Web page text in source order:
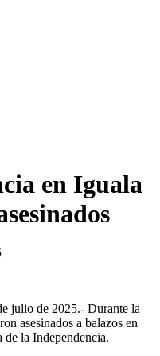
en Iguala
julio de 2025.- Durante la
asesinados a balazos en
de la Independencia.